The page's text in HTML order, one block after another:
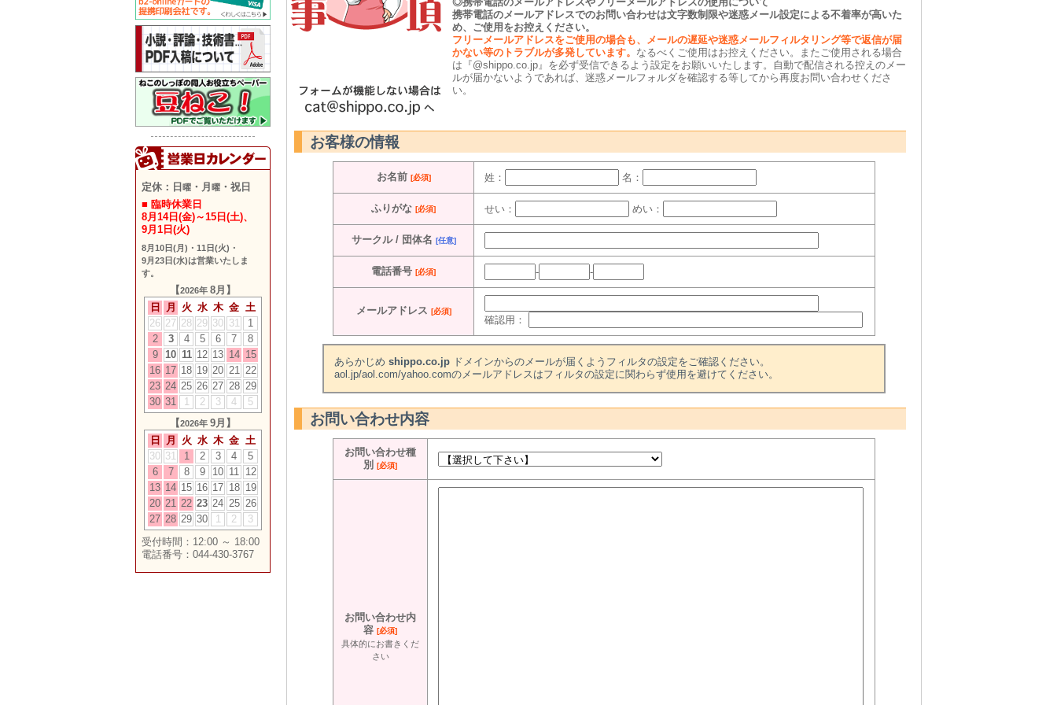
定休：日曜 ・月曜 ・祝日
■ 臨時休業日
8月14日(金)～15日(土)、
9月1日(火)
8月10日(月) ・ 11日(火) ・
9月23日(水)は営業いたしま
す。
【2026年 8月】
日
月 火 水 木 金 土
26 27 28 29 30 31
1
2
3 4 5 6 7
8
9
10 11 12 13 14 15
16 17 18 19 20 21 22
23 24 25 26 27 28 29
30 31 1 2 3 4
5
【2026年 9月】
日
月 火 水 木 金 土
30 31 1 2 3 4
5
6
7 8 9 10 11 12
13 14 15 16 17 18 19
20 21 22 23 24 25 26
27 28 29 30 1 2
3
受付時間：12:00 ～ 18:00
電話番号：044-430-3767
携帯電話のメールアドレスでのお問い合わせは文字数制限や迷惑メール設定による不着率が高いた
め、ご使用をお控えください。
フリーメールアドレスをご使用の場合も、メールの遅延や迷惑メールフィルタリング等で返信が届
かない等のトラブルが多発しています。 なるべくご使用はお控えください。またご使用される場合
は『@shippo.co.jp』を必ず受信できるよう設定をお願いいたします。自動で配信される控えのメー
ルが届かないようであれば、迷惑メールフォルダを確認する等してから再度お問い合わせくださ
い。
お客様の情報
お名前 [必須] 姓： 名：
ふりがな [必須] せい： めい：
サークル / 団体名 [任意]
電話番号 [必須] - -
メールアドレス [必須]
確認用：
あらかじめshippo.co.jp ドメインからのメールが届くようフィルタの設定をご確認ください。
aol.jp/aol.com/yahoo.comのメールアドレスはフィルタの設定に関わらず使用を避けてください。
お問い合わせ内容
お問い合わせ種
別
[必須]
お問い合わせ内
容 [必須]
具体的にお書きくだ
さい